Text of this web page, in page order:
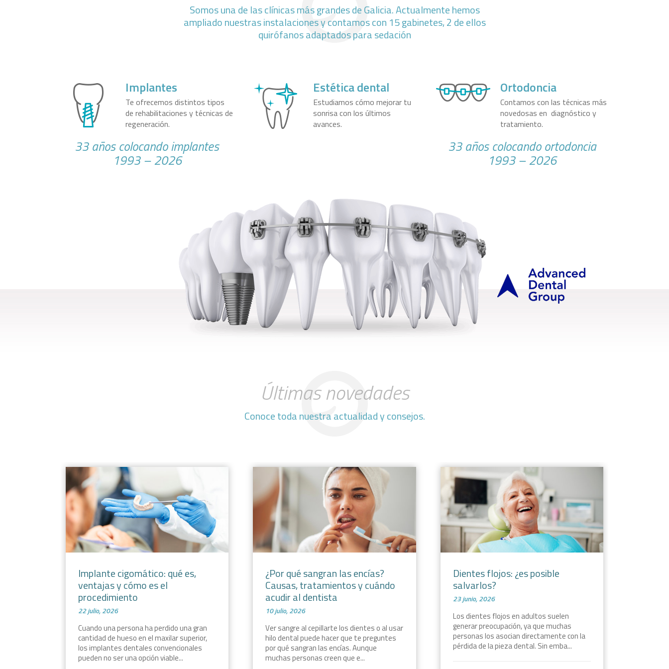
Somos una de las clínicas más grandes de Galicia. Actualmente hemos
ampliado nuestras instalaciones y contamos con 15 gabinetes, 2 de ellos
quirófanos adaptados para sedación
Implantes
Te ofrecemos distintos tipos
de rehabilitaciones y técnicas de
regeneración.
33 años colocando implantes
1993 – 2026
Estética dental
Estudiamos cómo mejorar tu
sonrisa con los últimos
avances.
Ortodoncia
Contamos con las técnicas más
novedosas en diagnóstico y
tratamiento.
33 años colocando ortodoncia
1993 – 2026
Últimas novedades
Conoce toda nuestra actualidad y consejos.
Implante cigomático: qué es,
ventajas y cómo es el
procedimiento
22 julio, 2026
Cuando una persona ha perdido una gran
cantidad de hueso en el maxilar superior,
los implantes dentales convencionales
pueden no ser una opción viable...
¿Por qué sangran las encías?
Causas, tratamientos y cuándo
acudir al dentista
10 julio, 2026
Ver sangre al cepillarte los dientes o al usar
hilo dental puede hacer que te preguntes
por qué sangran las encías. Aunque
muchas personas creen que e...
Dientes flojos: ¿es posible
salvarlos?
23 junio, 2026
Los dientes flojos en adultos suelen
generar preocupación, ya que muchas
personas los asocian directamente con la
pérdida de la pieza dental. Sin emba...